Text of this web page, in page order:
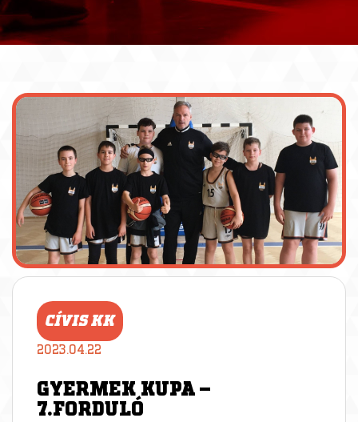
CÍVIS KK
2023.04.22
GYERMEK KUPA –
7.FORDULÓ